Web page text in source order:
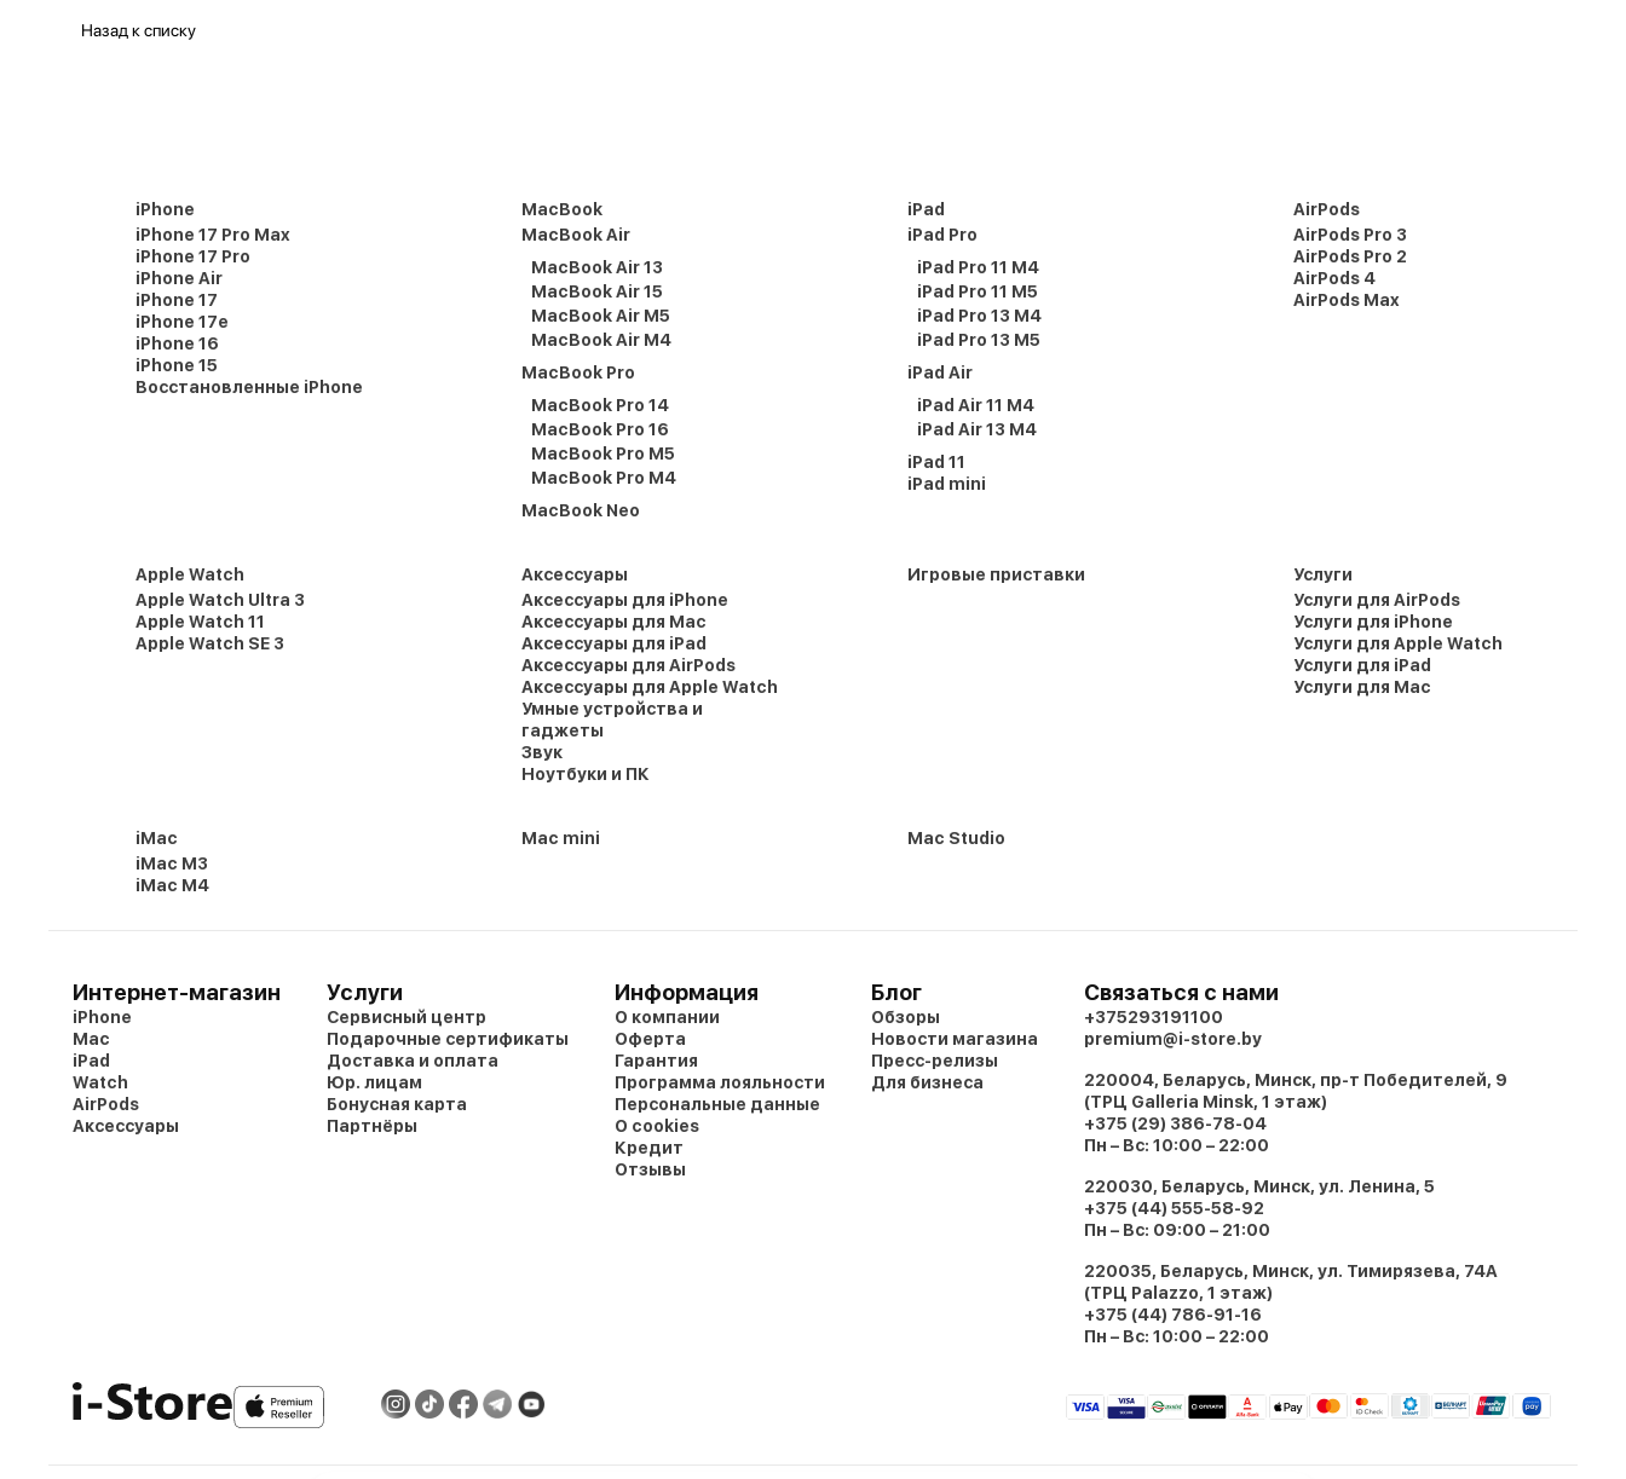
Назад к списку
iPhone
iPhone 17 Pro Max
iPhone 17 Pro
iPhone Air
iPhone 17
iPhone 17e
iPhone 16
iPhone 15
Восстановленные iPhone
MacBook
MacBook Air
MacBook Air 13
MacBook Air 15
MacBook Air M5
MacBook Air M4
MacBook Pro
MacBook Pro 14
MacBook Pro 16
MacBook Pro M5
MacBook Pro M4
MacBook Neo
iPad
iPad Pro
iPad Pro 11 M4
iPad Pro 11 M5
iPad Pro 13 M4
iPad Pro 13 M5
iPad Air
iPad Air 11 M4
iPad Air 13 M4
iPad 11
iPad mini
AirPods
AirPods Pro 3
AirPods Pro 2
AirPods 4
AirPods Max
Apple Watch
Apple Watch Ultra 3
Apple Watch 11
Apple Watch SE 3
Аксессуары
Аксессуары для iPhone
Аксессуары для Mac
Аксессуары для iPad
Аксессуары для AirPods
Аксессуары для Apple Watch
Умные устройства и
гаджеты
Звук
Ноутбуки и ПК
Игровые приставки
Услуги
Услуги для AirPods
Услуги для iPhone
Услуги для Apple Watch
Услуги для iPad
Услуги для Mac
iMac
iMac M3
iMac M4
Mac mini Mac Studio
Интернет-магазин
iPhone
Mac
iPad
Watch
AirPods
Аксессуары
Услуги
Сервисный центр
Подарочные сертификаты
Доставка и оплата
Юр. лицам
Бонусная карта
Партнёры
Информация
О компании
Оферта
Гарантия
Программа лояльности
Персональные данные
О cookies
Кредит
Отзывы
Блог
Обзоры
Новости магазина
Пресс-релизы
Для бизнеса
Связаться с нами
+375293191100
premium@i-store.by
220004, Беларусь, Минск, пр-т Победителей, 9
(ТРЦ Galleria Minsk, 1 этаж)
+375 (29) 386-78-04
Пн – Вс: 10:00 – 22:00
220030, Беларусь, Минск, ул. Ленина, 5
+375 (44) 555-58-92
Пн – Вс: 09:00 – 21:00
220035, Беларусь, Минск, ул. Тимирязева, 74A
(ТРЦ Palazzo, 1 этаж)
+375 (44) 786-91-16
Пн – Вс: 10:00 – 22:00